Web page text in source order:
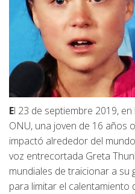
El 23 de septiembre 2019,
ONU, una joven de 16 años
impactó alrededor del
voz entrecortada Greta
mundiales de traicionar a su
para limitar el calentamiento